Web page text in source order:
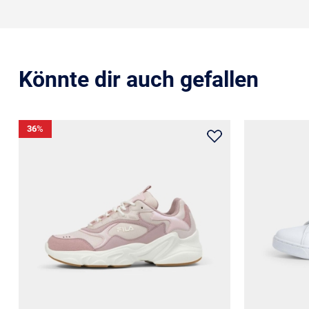
Könnte dir auch gefallen
36%